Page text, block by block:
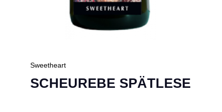
Sweetheart
SCHEUREBE SPÄTLESE